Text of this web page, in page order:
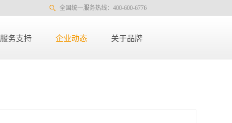
全国统一服务热线：400-600-6776
服务支持 企业动态 关于品牌